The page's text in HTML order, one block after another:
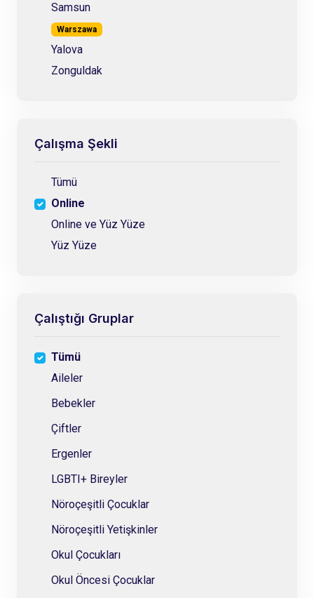
Samsun
Warszawa
Yalova
Zonguldak
Çalışma Şekli
Tümü
Online
Online ve Yüz Yüze
Yüz Yüze
Çalıştığı Gruplar
Tümü
Aileler
Bebekler
Çiftler
Ergenler
LGBTI+ Bireyler
Nöroçeşitli Çocuklar
Nöroçeşitli Yetişkinler
Okul Çocukları
Okul Öncesi Çocuklar